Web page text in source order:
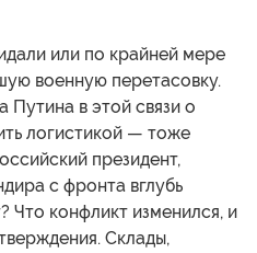
или по крайней мере
военную перетасовку.
Путина в этой связи о
логистикой — тоже
президент,
с фронта вглубь
Что конфликт изменился, и
Склады,